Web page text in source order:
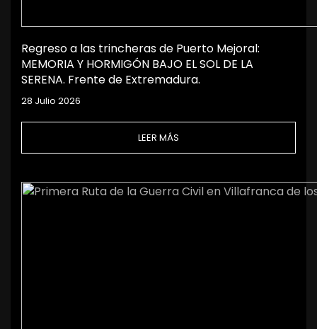
Regreso a las trincheras de Puerto Mejoral:
MEMORIA Y HORMIGÓN BAJO EL SOL DE LA
SERENA. Frente de Extremadura.
28 Julio 2026
LEER MÁS